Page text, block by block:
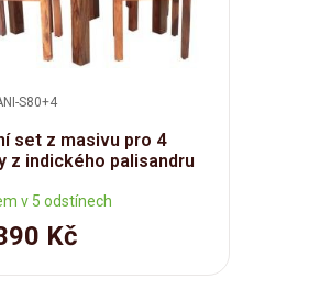
S80+4
set z masivu pro 4
z indického palisandru
v 5 odstínech
Kč